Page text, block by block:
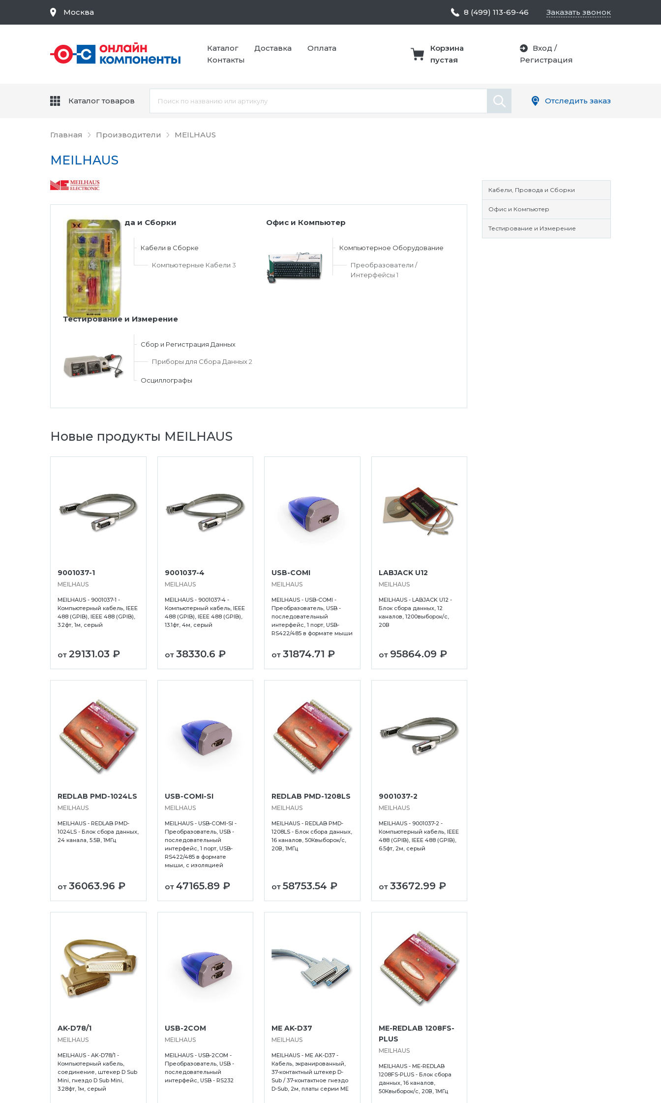
Главная Производители MEILHAUS
MEILHAUS
Кабели, Провода и Сборки
Кабели в Сборке
Компьютерные Кабели 3
Офис и Компьютер
Компьютерное Оборудование
Преобразователи /
Интерфейсы 1
Тестирование и Измерение
Сбор и Регистрация Данных
Приборы для Сбора Данных2
Осциллографы
Новые продукты MEILHAUS
9001037-1
MEILHAUS
MEILHAUS - 9001037-1 -
Компьютерный кабель, IEEE
488 (GPIB), IEEE 488 (GPIB),
3.2фт, 1м, серый
от 29131.03 ₽
9001037-4
MEILHAUS
MEILHAUS - 9001037-4 -
Компьютерный кабель, IEEE
488 (GPIB), IEEE 488 (GPIB),
13.1фт, 4м, серый
от 38330.6 ₽
USB-COMI
MEILHAUS
MEILHAUS - USB-COMI -
Преобразователь, USB -
последовательный
интерфейс, 1 порт, USB-
RS422/485 в формате мыши
от 31874.71 ₽
LABJACK U12
MEILHAUS
MEILHAUS - LABJACK U12 -
Блок сбора данных, 12
каналов, 1200выборок/с,
20В
от 95864.09 ₽
REDLAB PMD-1024LS
MEILHAUS
MEILHAUS - REDLAB PMD-
1024LS - Блок сбора данных,
24 канала, 5.5В, 1МГц
от 36063.96 ₽
USB-COMI-SI
MEILHAUS
MEILHAUS - USB-COMI-SI -
Преобразователь, USB -
последовательный
интерфейс, 1 порт, USB-
RS422/485 в формате
мыши, с изоляцией
от 47165.89 ₽
REDLAB PMD-1208LS
MEILHAUS
MEILHAUS - REDLAB PMD-
1208LS - Блок сбора данных,
16 каналов, 50Квыборок/с,
20В, 1МГц
от 58753.54 ₽
9001037-2
MEILHAUS
MEILHAUS - 9001037-2 -
Компьютерный кабель, IEEE
488 (GPIB), IEEE 488 (GPIB),
6.5фт, 2м, серый
от 33672.99 ₽
AK-D78/1
MEILHAUS
MEILHAUS - AK-D78/1 -
Компьютерный кабель,
соединение, штекер D Sub
Mini, гнездо D Sub Mini,
3.28фт, 1м, серый
USB-2COM
MEILHAUS
MEILHAUS - USB-2COM -
Преобразователь, USB -
последовательный
интерфейс, USB - RS232
ME AK-D37
MEILHAUS
MEILHAUS - ME AK-D37 -
Кабель, экранированный,
37-контактный штекер D-
Sub / 37-контактное гнездо
D-Sub, 2м, платы серии ME
ME-REDLAB 1208FS-
PLUS
MEILHAUS
MEILHAUS - ME-REDLAB
1208FS-PLUS - Блок сбора
данных, 16 каналов,
50Квыборок/с, 20В, 1МГц
Кабели, Провода и Сборки
Офис и Компьютер
Тестирование и Измерение
Москва 8 (499) 113-69-46 Заказать звонок
Каталог Доставка
Оплата
Контакты
Корзина
пустая
Вход /
Регистрация
Каталог товаров Отследить заказ
Смоленск
Сочи
Ставрополь
Томск
Тула
Тюмень
Улан-Удэ
Хабаровск
Хасавюрт
Чебоксары
Челябинск